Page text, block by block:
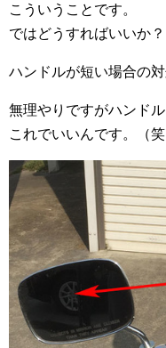
こういうことです。
ではどうすればいいか？
ハンドルが短い場合の
無理やりですがハンド
これでいいんです。（笑